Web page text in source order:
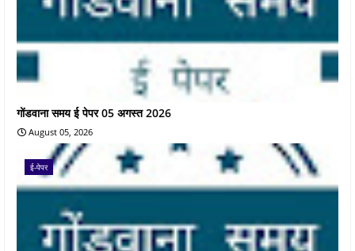
गोंडवाना समय ई पेपर 05 अगस्त 2026
August 05, 2026
ई-पेपर